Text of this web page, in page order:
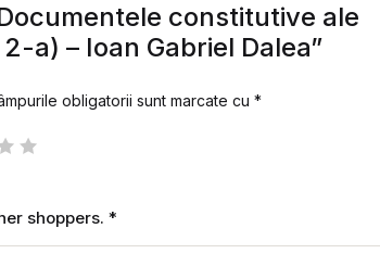
constitutive ale
a) – Ioan Gabriel Dalea”
obligatorii sunt marcate cu *
shoppers. *